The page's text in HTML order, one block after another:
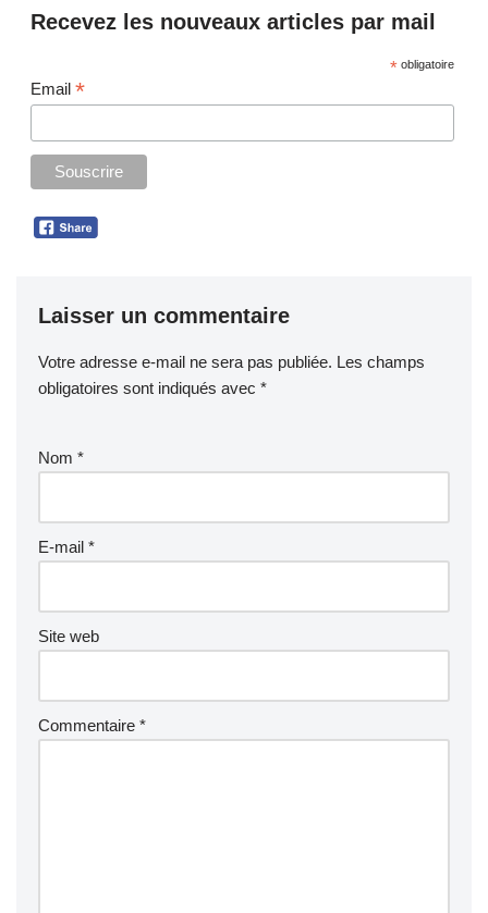
Recevez les nouveaux articles par mail
*obligatoire
Email *
Laisser un commentaire
Votre adresse e-mail ne sera pas publiée. Les champs
obligatoires sont indiqués avec *
Nom *
E-mail *
Site web
Commentaire *